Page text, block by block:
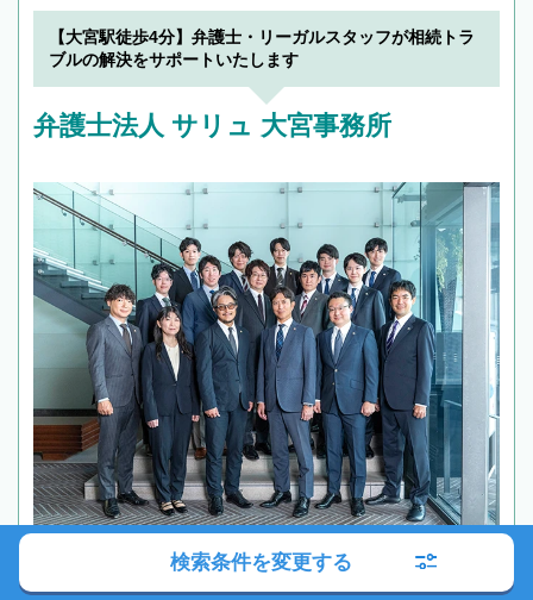
【大宮駅徒歩4分】弁護士・リーガルスタッフが相続トラ
ブルの解決をサポートいたします
弁護士法人 サリュ 大宮事務所
検索条件を変更する